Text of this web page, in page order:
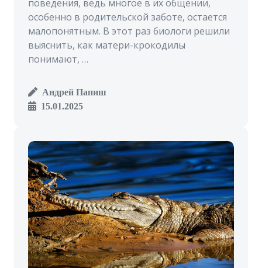
поведения, ведь многое в их общении,
особенно в родительской заботе, остается
малопонятным. В этот раз биологи решили
выяснить, как матери-крокодилы
понимают, …
Андрей Папиш
15.01.2025